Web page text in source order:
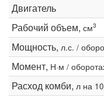
Двигатель
Рабочий объем, см3
Мощность, л.с. /
Момент, Н·м /
Расход комби, л на